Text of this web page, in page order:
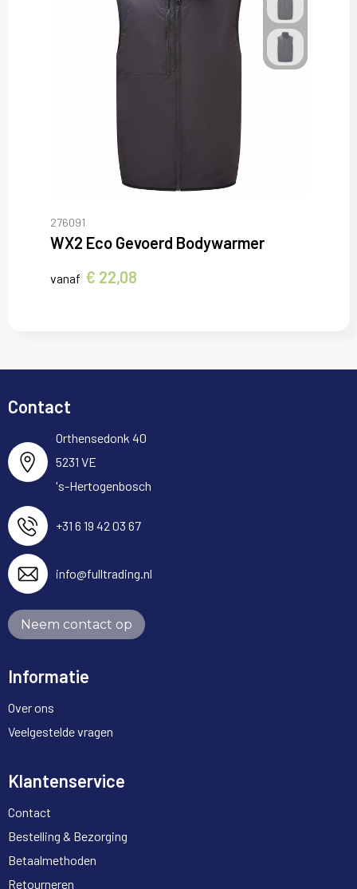
276091
WX2 Eco Gevoerd Bodywarmer
vanaf € 22,08
Contact
Orthensedonk 40
5231 VE
's-Hertogenbosch
+31 6 19 42 03 67
info@fulltrading.nl
Neem contact op
Informatie
Over ons
Veelgestelde vragen
Klantenservice
Contact
Bestelling & Bezorging
Betaalmethoden
Retourneren